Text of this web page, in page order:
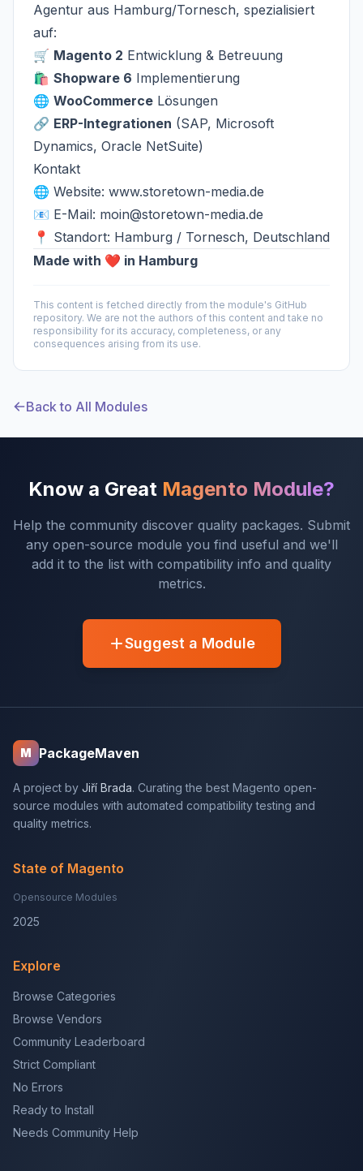
Agentur aus Hamburg/Tornesch, spezialisiert
auf:
🛒 Magento 2 Entwicklung & Betreuung
🛍️ Shopware 6 Implementierung
🌐 WooCommerce Lösungen
🔗 ERP-Integrationen (SAP, Microsoft
Dynamics, Oracle NetSuite)
Kontakt
🌐 Website: www.storetown-media.de
📧 E-Mail: moin@storetown-media.de
📍 Standort: Hamburg / Tornesch, Deutschland
Made with ❤️ in Hamburg
This content is fetched directly from the module's GitHub
repository. We are not the authors of this content and take no
responsibility for its accuracy, completeness, or any
consequences arising from its use.
Back to All Modules
Know a Great Magento Module?
Help the community discover quality packages. Submit
any open-source module you find useful and we'll
add it to the list with compatibility info and quality
metrics.
Suggest a Module
M PackageMaven
A project by Jiří Brada. Curating the best Magento open-
source modules with automated compatibility testing and
quality metrics.
State of Magento
Opensource Modules
2025
Explore
Browse Categories
Browse Vendors
Community Leaderboard
Strict Compliant
No Errors
Ready to Install
Needs Community Help